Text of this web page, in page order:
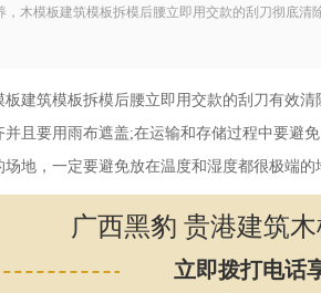
，木模板建筑模板拆模后腰立即用交款的刮刀彻底
筑模板拆模后腰立即用交款的刮刀有效清
且要用雨布遮盖;在运输和存储过程中要避
地，一定要避免放在温度和湿度都很极端的
广西黑豹 贵港建筑
立即拨打电话